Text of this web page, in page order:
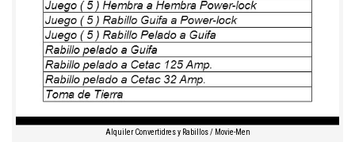
Alquiler Convertidres y Rabillos / Movie-Men